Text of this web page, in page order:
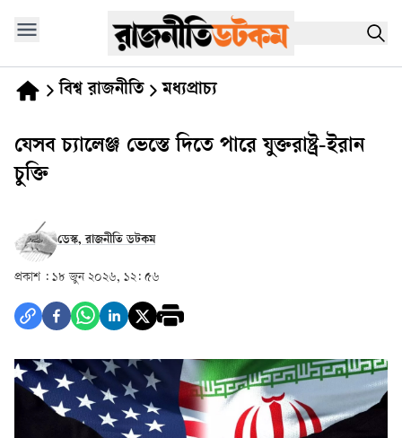
বিশ্ব রাজনীতি মধ্যপ্রাচ্য
যেসব চ্যালেঞ্জ ভেস্তে দিতে পারে যুক্তরাষ্ট্র-ইরান
চুক্তি
ডেস্ক, রাজনীতি ডটকম
প্রকাশ : ১৮ জুন ২০২৬, ১২: ৫৬